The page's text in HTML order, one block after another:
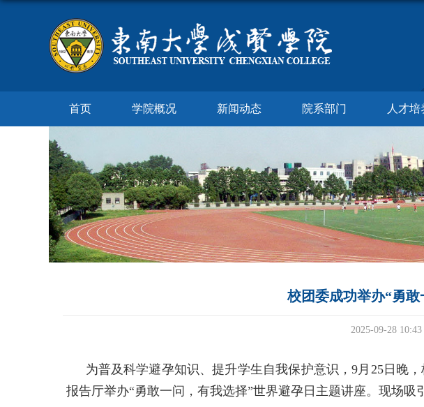
首页 学院概况 新闻动态 院系部门 人才培
校团委成功举办“勇
2025-09-28 10:43
为普及科学避孕知识、提升学生自我保护意识，9月25日晚
报告厅举办“勇敢一问，有我选择”世界避孕日主题讲座。现场吸